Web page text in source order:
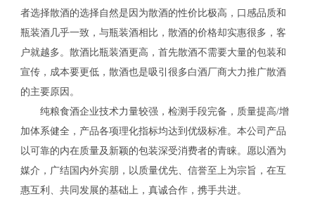
者选择散酒的选择自然是因为散酒的性价比极高，口感品质和
瓶装酒几乎一致，与瓶装酒相比，散酒的价格却实惠很多，客
户就越多。散酒比瓶装酒更高，首先散酒不需要大量的包装和
宣传，成本要更低，散酒也是吸引很多白酒厂商大力推广散酒
的主要原因。
纯粮食酒企业技术力量较强，检测手段完备，质量提高/增
加体系健全，产品各项理化指标均达到优级标准。本公司产品
以可靠的内在质量及新颖的包装深受消费者的青睐。愿以酒为
媒介，广结国内外宾朋，以质量优先、信誉至上为宗旨，在互
惠互利、共同发展的基础上，真诚合作，携手共进。